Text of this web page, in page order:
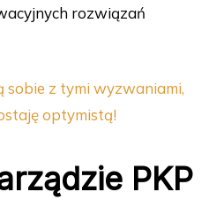
rozwiązań
sobie z tymi wyzwaniami,
optymistą!
PKP